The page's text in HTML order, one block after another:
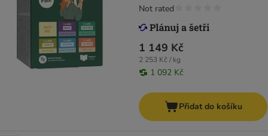
1 149 Kč
2 253 Kč / kg
1 092 Kč
Not rated
Přidat do košíku